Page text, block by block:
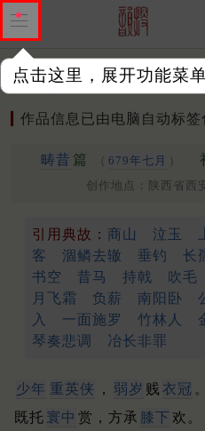
点击这里，展开功能菜
作品 标注四声 出处、引用
作品信息已由电脑自动标签
畴昔 篇 （ 679年七月 ）
创作地点：陕西省西
引用典故： 商山 泣玉
客
涸鳞去辙 垂钓 长
书空
昔马 持戟 吹毛
月飞霜
负薪 南阳卧
入
一面施罗 竹林人
琴奏悲调
冶长非罪
少年 重英侠 ， 弱岁 贱 衣冠 。
既托 寰中 赏，方承 膝下 欢。